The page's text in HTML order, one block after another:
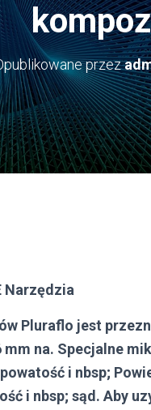
przez
Narzędzia
Pluraflo jest
na. Specjalne
i nbsp;
i nbsp; sąd. Aby